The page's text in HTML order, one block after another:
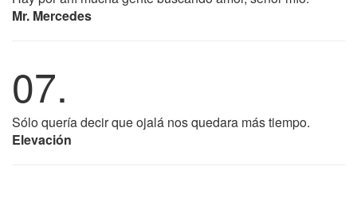
Mr. Mercedes
07.
Sólo quería decir que ojalá nos quedara más tiempo.
Elevación